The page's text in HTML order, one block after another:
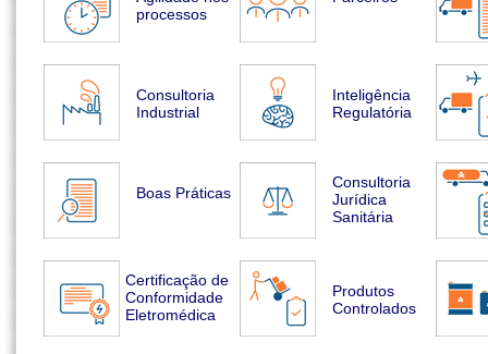
processos
Consultoria
Industrial
Inteligência
Regulatória
Boas Práticas
Consultoria
Jurídica
Sanitária
Certificação de
Conformidade
Eletromédica
Produtos
Controlados